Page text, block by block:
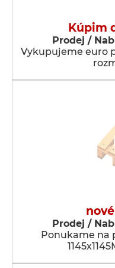
Kúpim
Prodej /
Vykupujeme euro
Prodej /
Ponukame na